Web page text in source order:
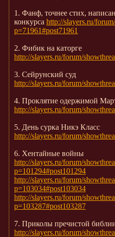
1. Фанф, точнее стих,
конкурса http://slayers.ru/
p=71961#post71961
2. Фибик на каторге
http://slayers.ru/forum/
3. Сейрунский суд
http://slayers.ru/forum/
4. Проклятие одержимой
http://slayers.ru/forum/
5. День сурка Никэ Класс
http://slayers.ru/forum/
6. Хентайные войны
http://slayers.ru/forum/
p=101294#post101294
http://slayers.ru/forum/
p=103034#post103034
http://slayers.ru/forum/
p=103287#post103287
7. Приколы пречистой
http://slayers.ru/forum/